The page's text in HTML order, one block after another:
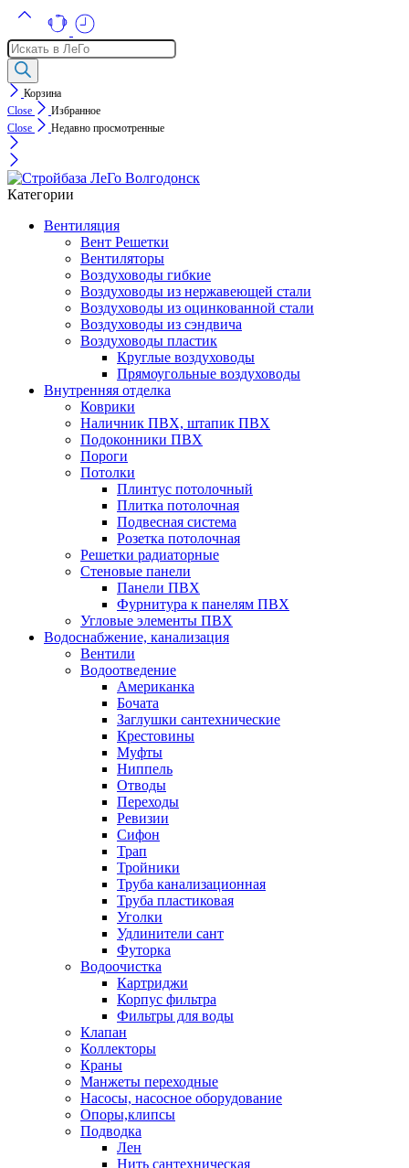
Поиск
товаров
Корзина
Close
Избранное
Close
Недавно просмотренные
Категории
Вентиляция
Вент Решетки
Вентиляторы
Воздуховоды гибкие
Воздуховоды из нержавеющей стали
Воздуховоды из оцинкованной стали
Воздуховоды из сэндвича
Воздуховоды пластик
Круглые воздуховоды
Прямоугольные воздуховоды
Внутренняя отделка
Коврики
Наличник ПВХ, штапик ПВХ
Подоконники ПВХ
Пороги
Потолки
Плинтус потолочный
Плитка потолочная
Подвесная система
Розетка потолочная
Решетки радиаторные
Стеновые панели
Панели ПВХ
Фурнитура к панелям ПВХ
Угловые элементы ПВХ
Водоснабжение, канализация
Вентили
Водоотведение
Американка
Бочата
Заглушки сантехнические
Крестовины
Муфты
Ниппель
Отводы
Переходы
Ревизии
Сифон
Трап
Тройники
Труба канализационная
Труба пластиковая
Уголки
Удлинители сант
Футорка
Водоочистка
Картриджи
Корпус фильтра
Фильтры для воды
Клапан
Коллекторы
Краны
Манжеты переходные
Насосы, насосное оборудование
Опоры,клипсы
Подводка
Лен
Нить сантехническая